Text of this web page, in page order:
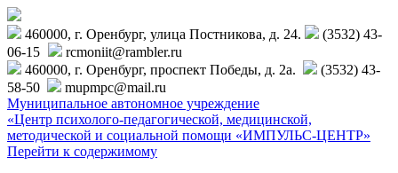
460000, г. Оренбург, улица Постникова, д. 24.
(3532) 43-
06-15
rcmoniit@rambler.ru
460000, г. Оренбург, проспект Победы, д. 2а.
(3532) 43-
58-50
mupmpc@mail.ru
Муниципальное автономное учреждение
«Центр психолого-педагогической, медицинской,
методической и социальной помощи «ИМПУЛЬС-ЦЕНТР»
Перейти к содержимому